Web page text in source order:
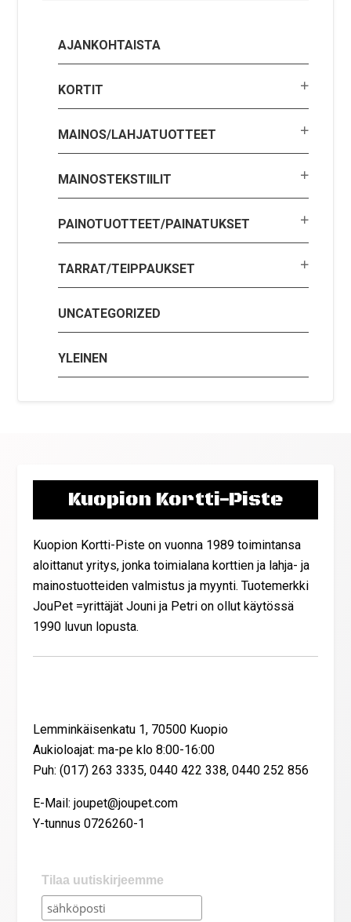
AJANKOHTAISTA
KORTIT
MAINOS/LAHJATUOTTEET
MAINOSTEKSTIILIT
PAINOTUOTTEET/PAINATUKSET
TARRAT/TEIPPAUKSET
UNCATEGORIZED
YLEINEN
Kuopion Kortti-Piste
Kuopion Kortti-Piste on vuonna 1989 toimintansa
aloittanut yritys, jonka toimialana korttien ja lahja- ja
mainostuotteiden valmistus ja myynti. Tuotemerkki
JouPet =yrittäjät Jouni ja Petri on ollut käytössä
1990 luvun lopusta.
Lemminkäisenkatu 1, 70500 Kuopio
Aukioloajat: ma-pe klo 8:00-16:00
Puh: (017) 263 3335, 0440 422 338, 0440 252 856
E-Mail: joupet@joupet.com
Y-tunnus 0726260-1
Tilaa uutiskirjeemme